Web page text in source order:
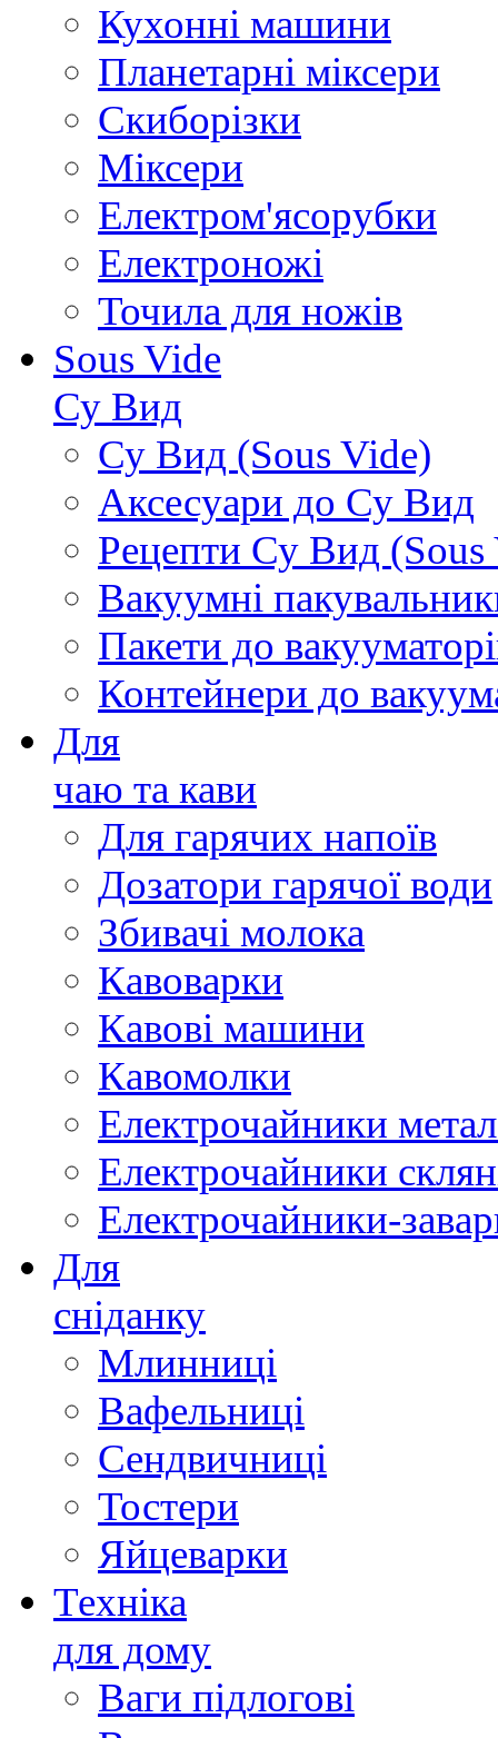
Кухонні машини
Планетарні міксери
Скиборізки
Міксери
Електром'ясорубки
Електроножі
Точила для ножів
Sous Vide
Су Вид
Су Вид (Sous Vide)
Аксесуари до Су Вид
Рецепти Су Вид (Sous
Вакуумні
Пакети до
Контейнери до
Для
чаю та кави
Для гарячих напоїв
Дозатори гарячої води
Збивачі молока
Кавоварки
Кавові машини
Кавомолки
Електрочайники
Електрочайники
Електрочайники-
Для
сніданку
Млинниці
Вафельниці
Сендвичниці
Тостери
Яйцеварки
Техніка
для дому
Ваги підлогові